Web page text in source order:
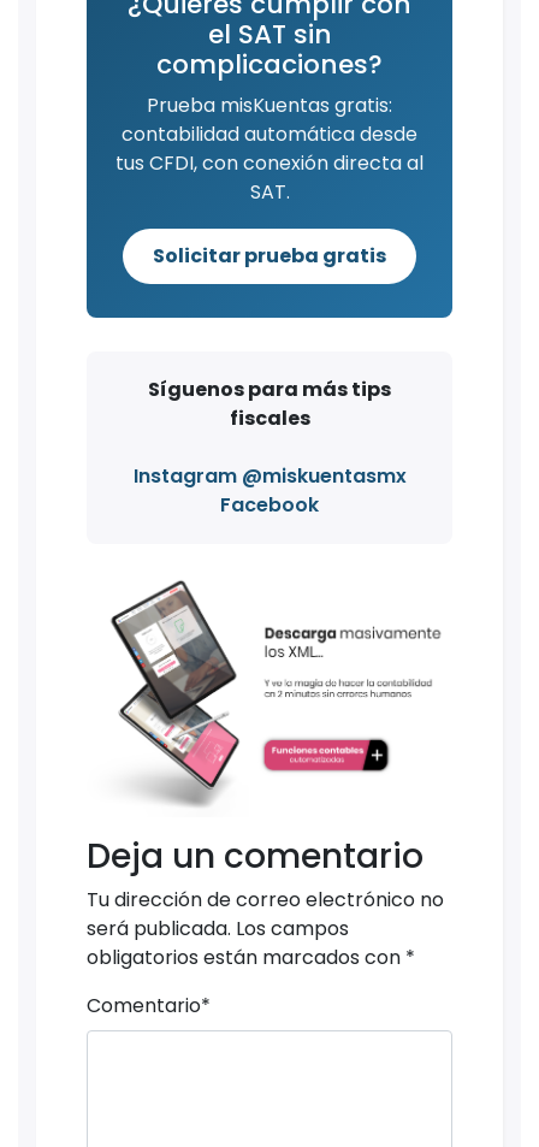
el SAT sin
complicaciones?
Prueba misKuentas gratis:
contabilidad automática desde
tus CFDI, con conexión directa al
SAT.
Solicitar prueba gratis
Síguenos para más tips
fiscales
Instagram @miskuentasmx
Facebook
Deja un comentario
Tu dirección de correo electrónico no
será publicada. Los campos
obligatorios están marcados con *
Comentario*